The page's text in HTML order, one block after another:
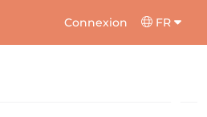
Connexion FR